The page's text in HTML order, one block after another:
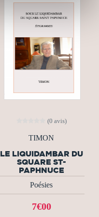
(0 avis)
TIMON
LE LIQUIDAMBAR DU
SQUARE ST-
PAPHNUCE
Poésies
7€00